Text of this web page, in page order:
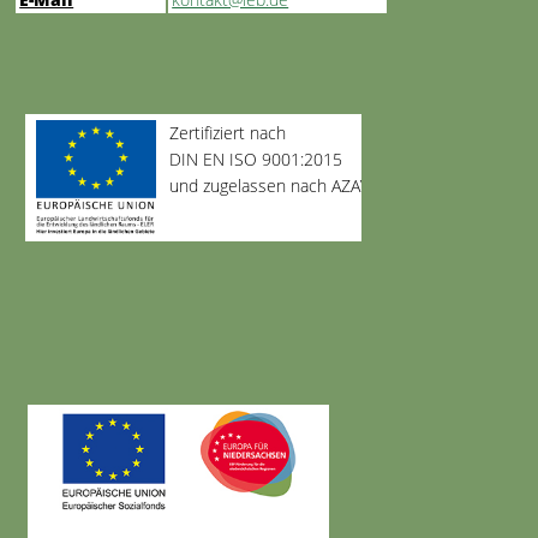
Zertifiziert nach
DIN EN ISO 9001:2015
und zugelassen nach AZAV